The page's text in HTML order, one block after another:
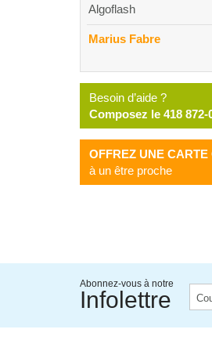
Algoflash
Marius Fabre
Besoin d’aide ?
Composez le 418 872-
OFFREZ UNE CARTE
à un être proche
Abonnez-vous à notre
Infolettre